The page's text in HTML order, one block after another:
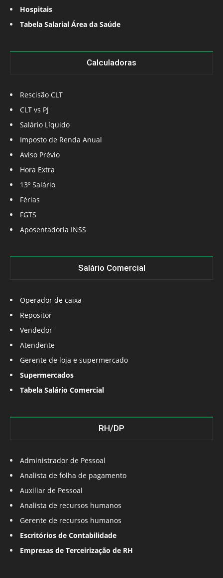
Hospitais
Tabela Salarial Área da Saúde
Calculadoras
Rescisão CLT
CLT vs PJ
Salário Líquido
Imposto de Renda Anual
Aviso Prévio
Hora Extra
13º Salário
Férias
FGTS
Aposentadoria INSS
Salário Comercial
Operador de caixa
Repositor
Vendedor
Atendente
Gerente de loja e supermercado
Supermercados
Tabela Salário Comercial
RH/DP
Administrador de Pessoal
Analista de folha de pagamento
Auxiliar de Pessoal
Analista de recursos humanos
Gerente de recursos humanos
Escritórios de Contabilidade
Empresas de Terceirização de RH